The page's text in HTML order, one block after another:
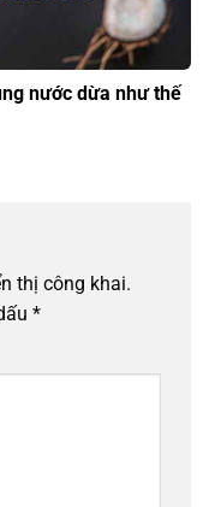
nước dừa như thế
thị công khai.
*